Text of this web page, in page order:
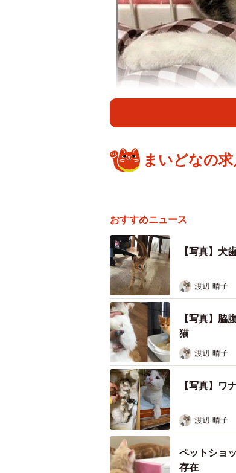
千葉県北西部で8月、意識不明の子
千葉県北西部で8月末、とあ
た。地元のボランティアが
カ月から3カ月ほどの子猫で
が破裂するなどの大けがを
す。そこで警察に被害届を
さらに数日前、そのアパー
ました。意識不明の子猫を
「犬歯の折れた子は今まで
逃げてきたのか、捨てられ
まいどなの
おすすめニュース
【写真】犬
渡辺 晴子
【写真】脇
猫
渡辺 晴子
【写真】ワ
渡辺 晴子
ペットショ
存在